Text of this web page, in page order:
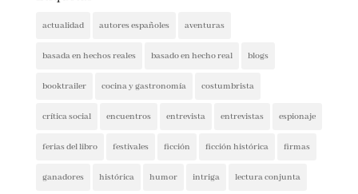
Etiquetas
actualidad autores españoles aventuras
basada en hechos reales basado en hecho real blogs
booktrailer cocina y gastronomía costumbrista
crítica social encuentros entrevista entrevistas